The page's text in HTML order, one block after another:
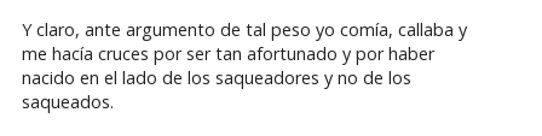
Y claro, ante argumento de tal peso yo comía, callaba y
me hacía cruces por ser tan afortunado y por haber
nacido en el lado de los saqueadores y no de los
saqueados.